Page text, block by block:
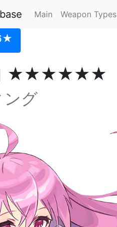
Main Weapon Types
★★★★★★
ング